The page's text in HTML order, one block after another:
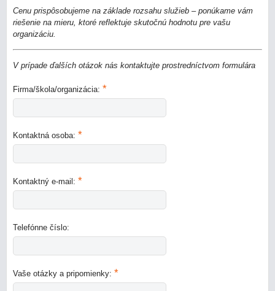
Cenu prispôsobujeme na základe rozsahu služieb – ponúkame vám
riešenie na mieru, ktoré reflektuje skutočnú hodnotu pre vašu
organizáciu.
V prípade ďalších otázok nás kontaktujte prostredníctvom formulára
Firma/škola/organizácia: *
Kontaktná osoba: *
Kontaktný e-mail: *
Telefónne číslo:
Vaše otázky a pripomienky: *